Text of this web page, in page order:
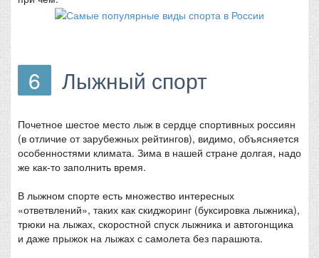
6 Лыжный спорт
Почетное шестое место лыж в сердце спортивных россиян
(в отличие от зарубежных рейтингов), видимо, объясняется
особенностями климата. Зима в нашей стране долгая, надо
же как-то заполнить время.
В лыжном спорте есть множество интересных
«ответвлений», таких как скиджоринг (буксировка лыжника),
трюки на лыжах, скоростной спуск лыжника и автогонщика
и даже прыжок на лыжах с самолета без парашюта.